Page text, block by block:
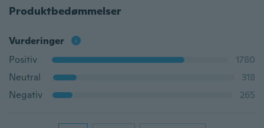
Produktbedømmelser
Vurderinger
Positiv
1780
Neutral
318
Negativ
265